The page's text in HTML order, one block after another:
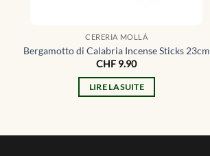
CERERIA MOLLÁ
Bergamotto di Calabria Incense Sticks 23cm
CHF 9.90
LIRE LA SUITE